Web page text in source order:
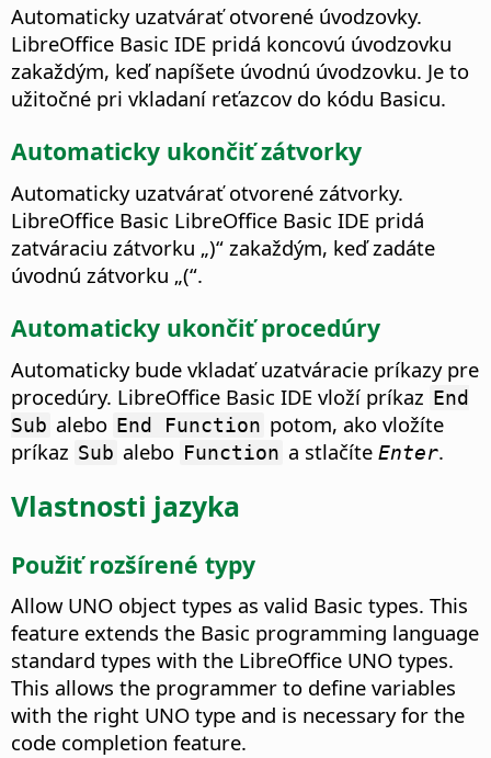
Automaticky uzatvárať otvorené úvodzovky.
LibreOffice Basic IDE pridá koncovú úvodzovku
zakaždým, keď napíšete úvodnú úvodzovku. Je to
užitočné pri vkladaní reťazcov do kódu Basicu.
Automaticky ukončiť zátvorky
Automaticky uzatvárať otvorené zátvorky.
LibreOffice Basic LibreOffice Basic IDE pridá
zatváraciu zátvorku „)“ zakaždým, keď zadáte
úvodnú zátvorku „(“.
Automaticky ukončiť procedúry
Automaticky bude vkladať uzatváracie príkazy pre
procedúry. LibreOffice Basic IDE vloží príkaz End
Sub alebo End Function potom, ako vložíte
príkaz Sub alebo Function a stlačíte Enter.
Vlastnosti jazyka
Použiť rozšírené typy
Allow UNO object types as valid Basic types. This
feature extends the Basic programming language
standard types with the LibreOffice UNO types.
This allows the programmer to define variables
with the right UNO type and is necessary for the
code completion feature.